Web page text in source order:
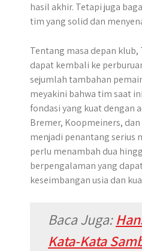
hasil akhir. Tetapi juga
tim yang solid dan
Tentang masa depan
dapat kembali ke
sejumlah tambahan
meyakini bahwa tim saat
fondasi yang kuat dengan
Bremer, Koopmeiners,
menjadi penantang serius
perlu menambah dua
berpengalaman yang
keseimbangan usia dan
Baca Juga:
Kata-Kata